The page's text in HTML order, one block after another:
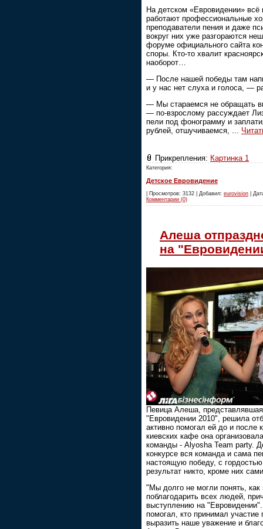
На детском «Евровидении»
работают профессиональные
преподаватели пения и даже
вокруг них уже разгораются
форуме официального сайта
споры. Кто-то хвалит
наоборот…
— После нашей победы там
и у нас нет слуха и голоса, —
— Мы стараемся не обращать
— по-взрослому рассуждает
пели под фонограмму и
рублей, отшучиваемся, ...
Прикрепления: Картинка 1
Категория:
Детское Евровидение
| Просмотров: 3132 | Добавил: eurovision |
Комментарии (0)
Алеша
на
Певица Алеша,
"Евровидении 2010", решила
активно помогал ей до и после
киевских кафе она
команды - Alyosha Team party.
конкурсе вся команда и сама
настоящую победу, с
результат никто, кроме них
"Мы долго не могли понять, как
поблагодарить всех людей,
выступлению на
помогал, кто принимал участие
выразить наше уважение и